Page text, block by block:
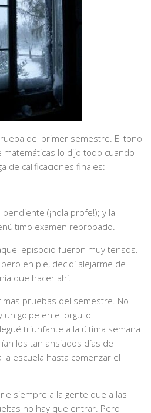
del primer semestre. El tono
lo dijo todo cuando
de calificaciones finales:
(¡hola profe!); y la
examen reprobado.
episodio fueron muy tensos.
en pie, decidí alejarme de
que hacer ahí.
pruebas del semestre. No
un golpe en el orgullo
triunfante a la última semana
los tan ansiados días de
la escuela hasta comenzar el
siempre a la gente que a las
no hay que entrar. Pero